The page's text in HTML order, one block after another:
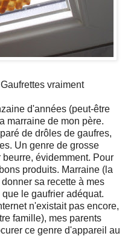
vraiment
d'années (peut-être
marraine de mon père.
de drôles de gaufres,
Un genre de grosse
évidemment. Pour
produits. Marraine (la
sa recette à mes
le gaufrier adéquat.
n'existait pas encore,
famille), mes parents
ce genre d'appareil au